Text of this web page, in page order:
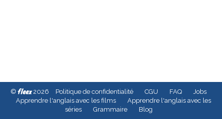
© fleex2026 Politique de confidentialité CGU FAQ
Jobs
Apprendre l'anglais avec les films
Apprendre l'anglais avec les
séries
Grammaire Blog